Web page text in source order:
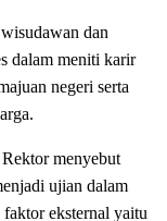
dan
dalam meniti karir
negeri serta
menyebut
ujian dalam
faktor eksternal yaitu